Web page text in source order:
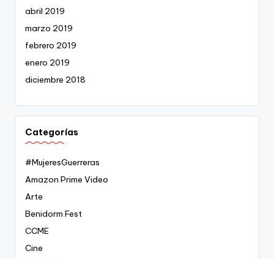
abril 2019
marzo 2019
febrero 2019
enero 2019
diciembre 2018
Categorías
#MujeresGuerreras
Amazon Prime Video
Arte
Benidorm Fest
CCME
Cine